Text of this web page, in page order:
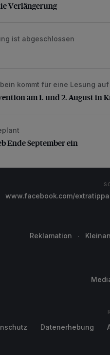
Verlängerung
ist abgeschlossen
am 1. und 2. August
kommt für eine Lesung
am 1. und 2. August in
September ein
Ende September ein
www.facebook.com/
Reklamation
Datenerhebung